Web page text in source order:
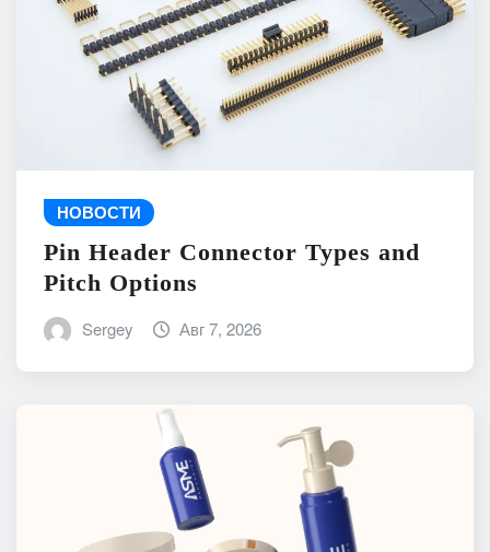
НОВОСТИ
Pin Header Connector Types and
Pitch Options
Sergey Авг 7, 2026